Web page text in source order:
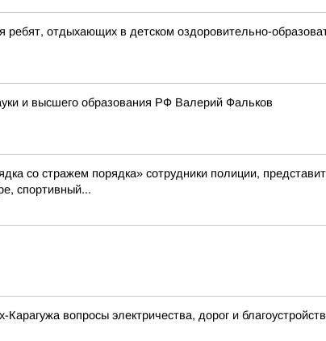
ребят, отдыхающих в детском оздоровительно-
и высшего образования РФ Валерий Фальков
со стражем порядка» сотрудники полиции,
спортивный...
вопросы электричества, дорог и